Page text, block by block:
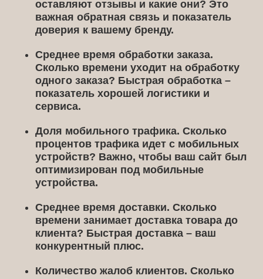
оставляют отзывы и какие они? Это
важная обратная связь и показатель
доверия к вашему бренду.
Среднее время обработки заказа.
Сколько времени уходит на обработку
одного заказа? Быстрая обработка –
показатель хорошей логистики и
сервиса.
Доля мобильного трафика. Сколько
процентов трафика идет с мобильных
устройств? Важно, чтобы ваш сайт был
оптимизирован под мобильные
устройства.
Среднее время доставки. Сколько
времени занимает доставка товара до
клиента? Быстрая доставка – ваш
конкурентный плюс.
Количество жалоб клиентов. Сколько